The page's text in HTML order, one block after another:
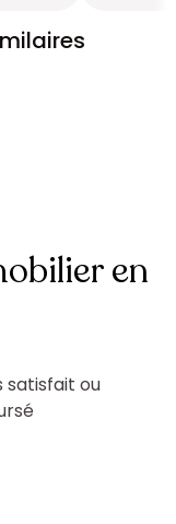
en
satisfait ou